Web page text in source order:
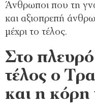
Άνθρωποι που τη
και αξιοπρεπή
μέχρι το τέλος.
Στο πλευρό
τέλος ο
και η κόρη